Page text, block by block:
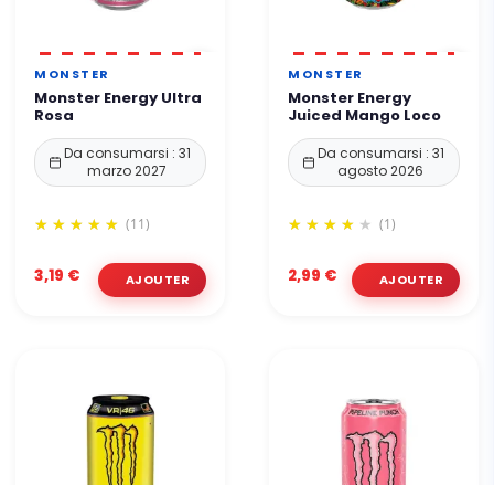
MONSTER
Monster Energy Ultra
Rosa
Da consumarsi : 31
marzo 2027
(11)
3,19 €
MONSTER
Monster Energy
Juiced Mango Loco
Da consumarsi : 31
agosto 2026
(1)
2,99 €